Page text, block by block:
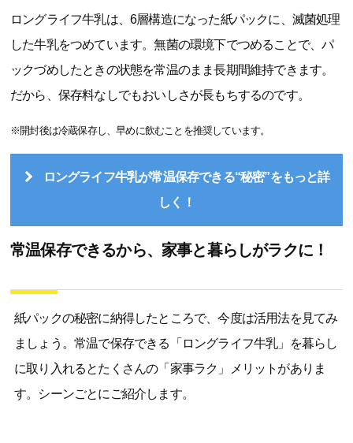
ロングライフ牛乳は、6層構造になった紙パックに、滅菌処理
した牛乳をつめています。無菌の環境下でつめることで、パ
ックづめしたときの状態を常温のまま長期間維持できます。
だから、保存料なしでもおいしさが長もちするのです。
※開封後は冷蔵保存し、早めに飲むことを推奨しています。
ロングライフ牛乳が常温保存できる“秘密”をもっと詳
しく！
常温保存できるから、家事と暮らしがラクに！
紙パックの秘密に納得したところで、今度は活用法を見てみ
ましょう。常温で保存できる「ロングライフ牛乳」を暮らし
に取り入れるとたくさんの「家事ラク」メリットがありま
す。シーンごとにご紹介します。